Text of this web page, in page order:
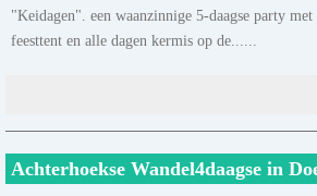
"Keidagen". een waanzinnige 5-daagse party
feesttent en alle dagen kermis op de......
Achterhoekse Wandel4daagse in